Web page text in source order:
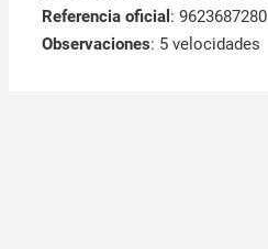
Referencia oficial : 9623687280
Observaciones: 5 velocidades